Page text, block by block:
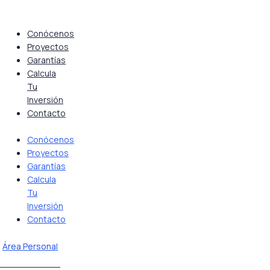
contenidoConócenos
Proyectos
Garantías
Calcula
Tu
Inversión
Contacto
Conócenos
Proyectos
Garantías
Calcula
Tu
Inversión
Contacto
Área Personal